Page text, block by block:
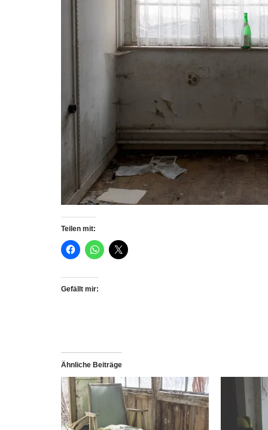
Teilen mit:
Gefällt mir:
Ähnliche Beiträge